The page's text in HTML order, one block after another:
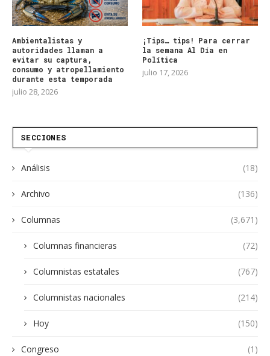
Ambientalistas y
autoridades llaman a
evitar su captura,
consumo y atropellamiento
durante esta temporada
julio 28, 2026
¡Tips… tips! Para cerrar
la semana Al Día en
Política
julio 17, 2026
SECCIONES
Análisis (18)
Archivo (136)
Columnas (3,671)
Columnas financieras (72)
Columnistas estatales (767)
Columnistas nacionales (214)
Hoy (150)
Congreso (1)